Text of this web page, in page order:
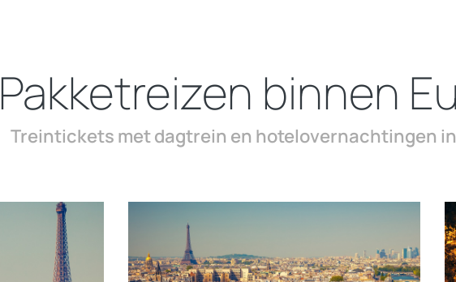
Pakketreizen binnen
Treintickets met dagtrein en hotelovernachtingen